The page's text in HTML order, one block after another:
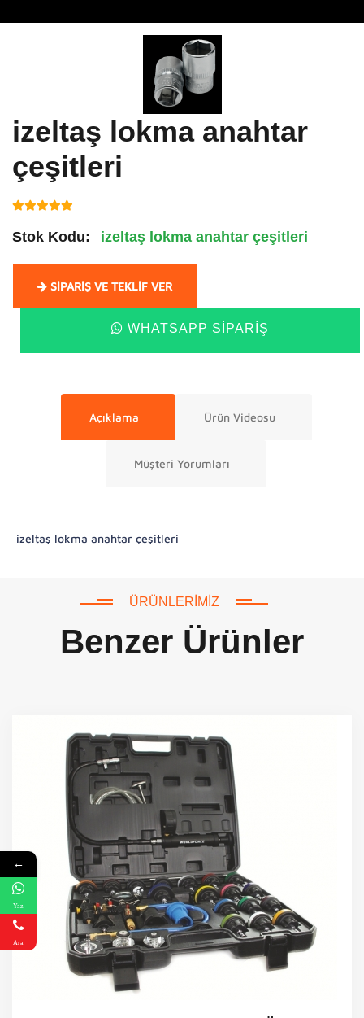
izeltaş lokma anahtar
çeşitleri
Stok Kodu: izeltaş lokma anahtar çeşitleri
SIPARIŞ VE TEKLIF VER
WHATSAPP SIPARIŞ
Açıklama Ürün Videosu
Müşteri Yorumları
izeltaş lokma anahtar çeşitleri
ÜRÜNLERIMIZ
Benzer Ürünler
←
Yaz
Ara